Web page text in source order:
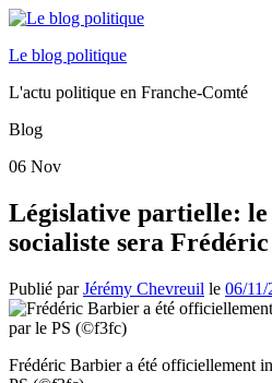
Le blog politique
L'actu politique en Franche-Comté
Blog
06 Nov
Législative partielle:
socialiste sera
Publié parJérémy Chevreuil le 06/11/
Frédéric Barbier a été officiellement